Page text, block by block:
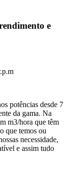
e
potências desde 7
da gama. Na
m3/hora que têm
que temos ou
necessidade,
e assim tudo